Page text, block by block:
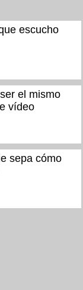
escucho
el mismo
vídeo
sepa cómo